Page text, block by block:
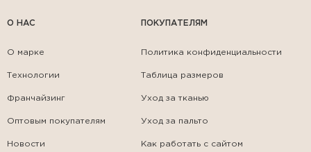
О НАС
О марке
Технологии
Франчайзинг
Оптовым покупателям
Новости
ПОКУПАТЕЛЯМ
Политика конфиденциальности
Таблица размеров
Уход за тканью
Уход за пальто
Как работать с сайтом